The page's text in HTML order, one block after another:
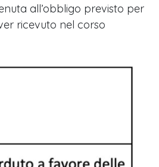
all’obbligo previsto per
ricevuto nel corso